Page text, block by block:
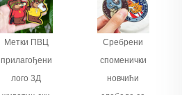
Метки ПВЦ
прилагођени
лого 3Д
Сребрени
споменички
новчићи